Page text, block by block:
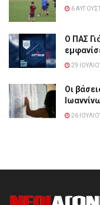
6
Ο ΠΑΣ
29
Οι
26